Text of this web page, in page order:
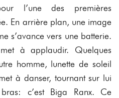
l’une des premières
En arrière plan, une image
s’avance vers une batterie.
à applaudir. Quelques
homme, lunette de soleil
à danser, tournant sur lui
c’est Biga Ranx. Ce